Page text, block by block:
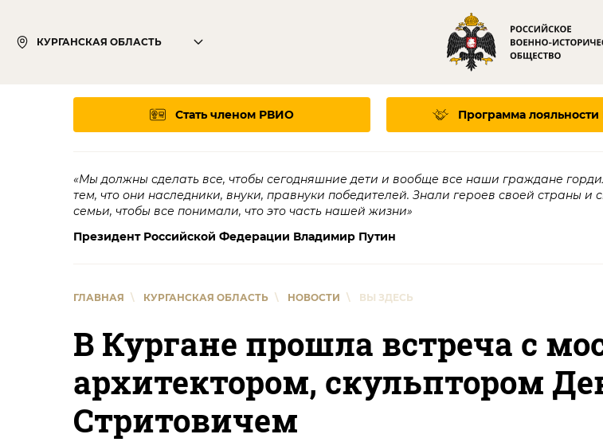
КУРГАНСКАЯ ОБЛАСТЬ
Стать членом РВИО Программа лояльности
«Мы должны сделать все, чтобы сегодняшние дети и вообще все наши граждане
тем, что они наследники, внуки, правнуки победителей. Знали героев своей страны и
семьи, чтобы все понимали, что это часть нашей жизни»
Президент Российской Федерации Владимир Путин
ГЛАВНАЯ \ КУРГАНСКАЯ ОБЛАСТЬ \ НОВОСТИ \ ВЫ ЗДЕСЬ
В Кургане прошла встреча с
архитектором, скульптором
Стритовичем